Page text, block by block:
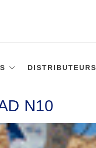
DISTRIBUTEURS
N10